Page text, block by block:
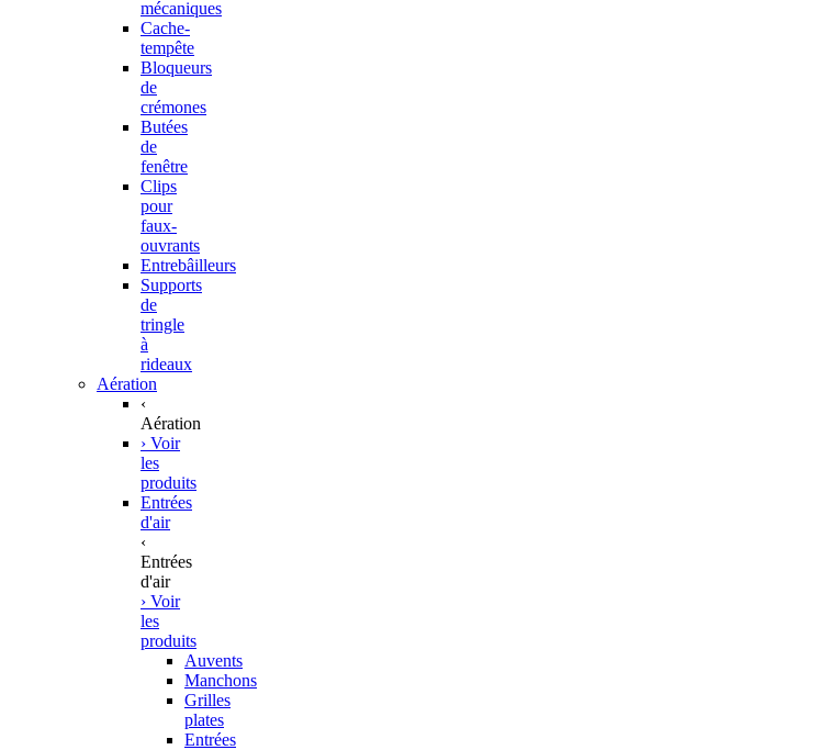
mécaniques
Cache-
tempête
Bloqueurs
de
crémones
Butées
de
fenêtre
Clips
pour
faux-
ouvrants
Entrebâilleurs
Supports
de
tringle
à
rideaux
Aération
‹
Aération
› Voir
les
produits
Entrées
d'air
‹
Entrées
d'air
› Voir
les
produits
Auvents
Manchons
Grilles
plates
Entrées